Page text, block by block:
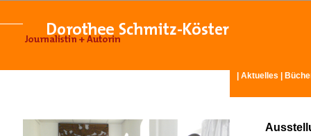
Aktuelles